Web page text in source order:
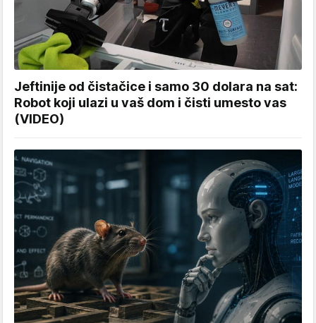
Jeftinije od čistačice i samo 30 dolara na sat:
Robot koji ulazi u vaš dom i čisti umesto vas
(VIDEO)